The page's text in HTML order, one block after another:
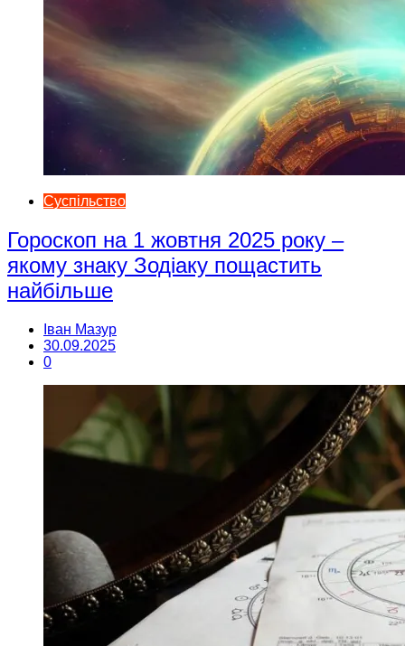
Суспільство
Гороскоп на 1 жовтня 2025 року –
якому знаку Зодіаку пощастить
найбільше
Іван Мазур
30.09.2025
0